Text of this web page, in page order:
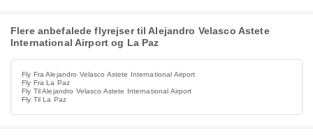
Flere anbefalede flyrejser til Alejandro Velasco Astete
International Airport og La Paz
Fly Fra Alejandro Velasco Astete International Airport
Fly Fra La Paz
Fly Til Alejandro Velasco Astete International Airport
Fly Til La Paz